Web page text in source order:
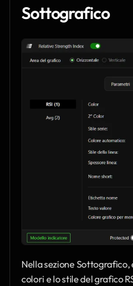
Sottografico
Nella sezione
colori e lo stile del grafico